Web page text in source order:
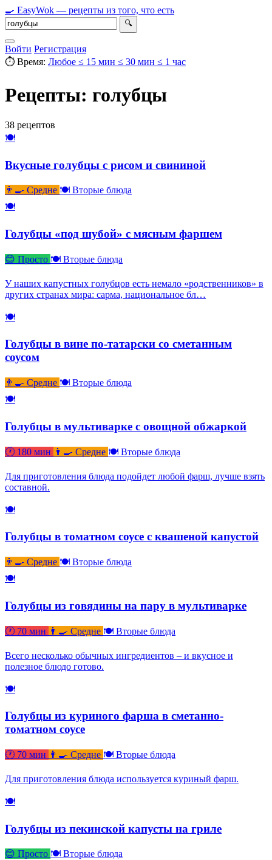
🍳 EasyWok — рецепты из того, что есть
🔍
Войти Регистрация
⏱ Время: Любое ≤ 15 мин ≤ 30 мин ≤ 1 час
Рецепты: голубцы
38 рецептов
🍽
Вкусные голубцы с рисом и свининой
👨‍🍳 Средне 🍽 Вторые блюда
🍽
Голубцы «под шубой» с мясным фаршем
😊 Просто 🍽 Вторые блюда
У наших капустных голубцов есть немало «родственников» в
других странах мира: сарма, национальное бл…
🍽
Голубцы в вине по-татарски со сметанным
соусом
👨‍🍳 Средне 🍽 Вторые блюда
🍽
Голубцы в мультиварке с овощной обжаркой
🕐 180 мин 👨‍🍳 Средне 🍽 Вторые блюда
Для приготовления блюда подойдет любой фарш, лучше взять
составной.
🍽
Голубцы в томатном соусе с квашеной капустой
👨‍🍳 Средне 🍽 Вторые блюда
🍽
Голубцы из говядины на пару в мультиварке
🕐 70 мин 👨‍🍳 Средне 🍽 Вторые блюда
Всего несколько обычных ингредиентов – и вкусное и
полезное блюдо готово.
🍽
Голубцы из куриного фарша в сметанно-
томатном соусе
🕐 70 мин 👨‍🍳 Средне 🍽 Вторые блюда
Для приготовления блюда используется куриный фарш.
🍽
Голубцы из пекинской капусты на гриле
😊 Просто 🍽 Вторые блюда